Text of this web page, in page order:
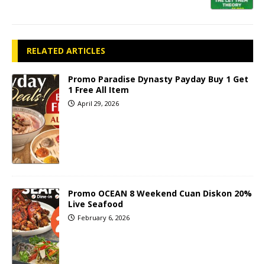
RELATED ARTICLES
Promo Paradise Dynasty Payday Buy 1 Get
1 Free All Item
April 29, 2026
Promo OCEAN 8 Weekend Cuan Diskon 20%
Live Seafood
February 6, 2026